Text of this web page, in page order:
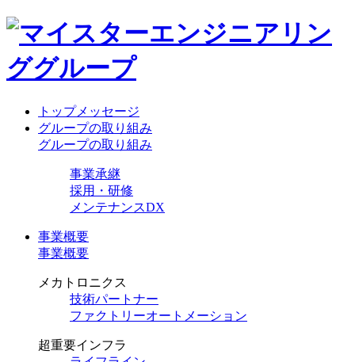
トップメッセージ
グループの取り組み
グループの取り組み
事業承継
採用・研修
メンテナンスDX
事業概要
事業概要
メカトロニクス
技術パートナー
ファクトリーオートメーション
超重要インフラ